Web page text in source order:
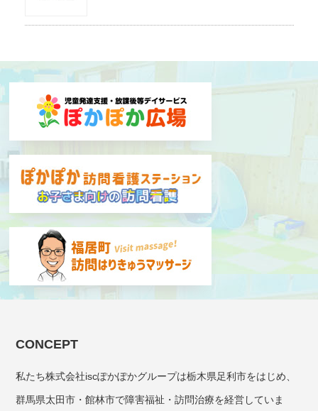
CONCEPT
私たち株式会社iscぽかぽかグループは栃木県足利市をはじめ、
群馬県太田市・館林市で障害福祉・訪問治療を経営していま